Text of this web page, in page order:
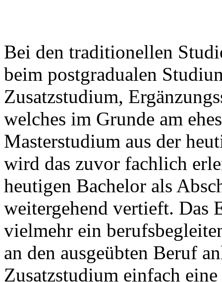
Bei den traditionellen
beim postgradualen
Zusatzstudium,
welches im Grunde am
Masterstudium aus der
wird das zuvor fachlich
heutigen Bachelor als
weitergehend vertieft. Das
vielmehr ein
an den ausgeübten Beruf
Zusatzstudium einfach